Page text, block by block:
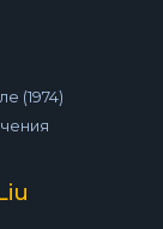
(1974)